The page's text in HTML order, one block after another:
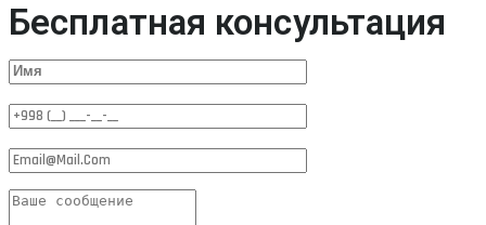
Бесплатная консультация